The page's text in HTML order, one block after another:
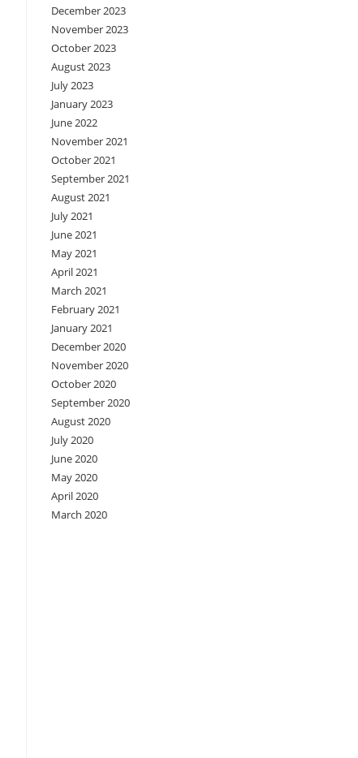
December 2023
November 2023
October 2023
August 2023
July 2023
January 2023
June 2022
November 2021
October 2021
September 2021
August 2021
July 2021
June 2021
May 2021
April 2021
March 2021
February 2021
January 2021
December 2020
November 2020
October 2020
September 2020
August 2020
July 2020
June 2020
May 2020
April 2020
March 2020